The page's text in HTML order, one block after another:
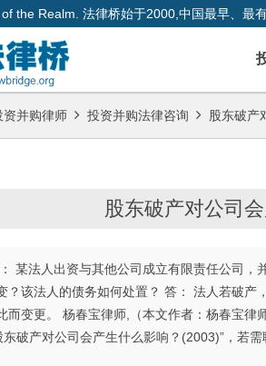
the Realm. 法律桥始于2000,中国最早、最
资并购律师 投资并购法律咨询 股东破产
股东破产对公司
某法人出资与其他公司成立有限责任公司，
？该法人的债务如何处置？ 答： 法人若破产
而变更。 杨春宝律师,（本文作者：杨春宝
东破产对公司会产生什么影响？(2003)”，若